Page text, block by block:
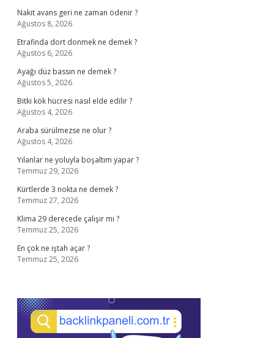
Nakit avans geri ne zaman ödenir ?
Ağustos 8, 2026
Etrafinda dort donmek ne demek ?
Ağustos 6, 2026
Ayağı düz bassın ne demek ?
Ağustos 5, 2026
Bitki kök hücresi nasıl elde edilir ?
Ağustos 4, 2026
Araba sürülmezse ne olur ?
Ağustos 4, 2026
Yılanlar ne yoluyla boşaltım yapar ?
Temmuz 29, 2026
Kürtlerde 3 nokta ne demek ?
Temmuz 27, 2026
Klima 29 derecede çalışır mı ?
Temmuz 25, 2026
En çok ne iştah açar ?
Temmuz 25, 2026